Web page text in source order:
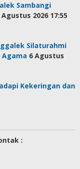
Sambangi
Agustus 2026 17:55
Silaturahmi
6 Agustus
Kekeringan dan
: